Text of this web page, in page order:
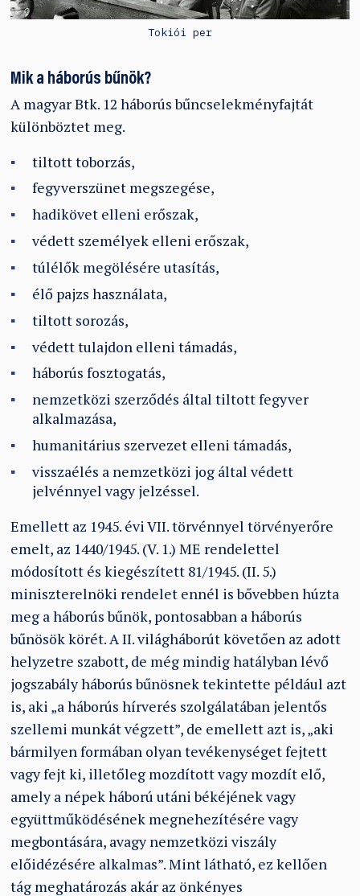
Tokiói per
Mik a háborús bűnök?
A magyar Btk. 12 háborús bűncselekményfajtát
különböztet meg.
tiltott toborzás,
fegyverszünet megszegése,
hadikövet elleni erőszak,
védett személyek elleni erőszak,
túlélők megölésére utasítás,
élő pajzs használata,
tiltott sorozás,
védett tulajdon elleni támadás,
háborús fosztogatás,
nemzetközi szerződés által tiltott fegyver
alkalmazása,
humanitárius szervezet elleni támadás,
visszaélés a nemzetközi jog által védett
jelvénnyel vagy jelzéssel.
Emellett az 1945. évi VII. törvénnyel törvényerőre
emelt, az 1440/1945. (V. 1.) ME rendelettel
módosított és kiegészített 81/1945. (II. 5.)
miniszterelnöki rendelet ennél is bővebben húzta
meg a háborús bűnök, pontosabban a háborús
bűnösök körét. A II. világháborút követően az adott
helyzetre szabott, de még mindig hatályban lévő
jogszabály háborús bűnösnek tekintette például azt
is, aki „a háborús hírverés szolgálatában jelentős
szellemi munkát végzett”, de emellett azt is,„aki
bármilyen formában olyan tevékenységet fejtett
vagy fejt ki, illetőleg mozdított vagy mozdít elő,
amely a népek háború utáni békéjének vagy
együttműködésének megnehezítésére vagy
megbontására, avagy nemzetközi viszály
előidézésére alkalmas”. Mint látható, ez kellően
tág meghatározás akár az önkényes